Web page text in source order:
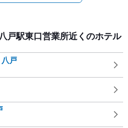
戸駅東口営業所近くのホテル
戸